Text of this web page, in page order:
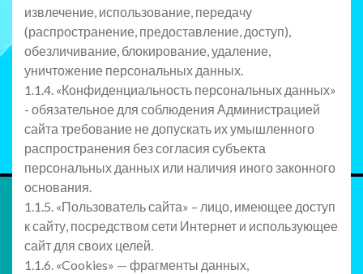
извлечение, использование, передачу
(распространение, предоставление, доступ),
обезличивание, блокирование, удаление,
уничтожение персональных данных.
1.1.4. «Конфиденциальность персональных данных»
- обязательное для соблюдения Администрацией
сайта требование не допускать их умышленного
распространения без согласия субъекта
персональных данных или наличия иного законного
основания.
1.1.5. «Пользователь сайта» – лицо, имеющее доступ
к сайту, посредством сети Интернет и использующее
сайт для своих целей.
1.1.6. «Cookies» — фрагменты данных,